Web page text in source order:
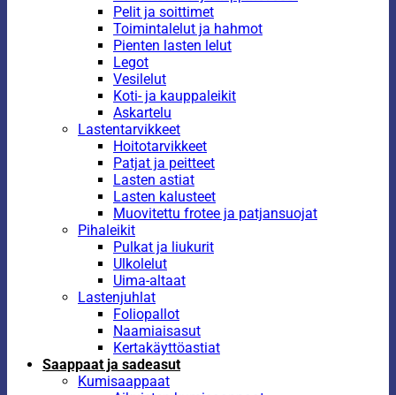
Pelit ja soittimet
Toimintalelut ja hahmot
Pienten lasten lelut
Legot
Vesilelut
Koti- ja kauppaleikit
Askartelu
Lastentarvikkeet
Hoitotarvikkeet
Patjat ja peitteet
Lasten astiat
Lasten kalusteet
Muovitettu frotee ja patjansuojat
Pihaleikit
Pulkat ja liukurit
Ulkolelut
Uima-altaat
Lastenjuhlat
Foliopallot
Naamiaisasut
Kertakäyttöastiat
Saappaat ja sadeasut
Kumisaappaat